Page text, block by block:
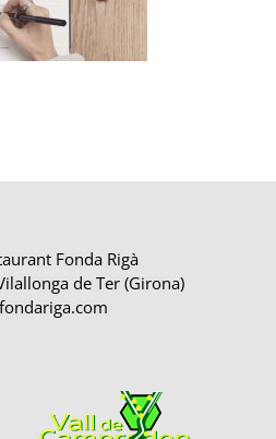
Fonda Rigà
de Ter (Girona)